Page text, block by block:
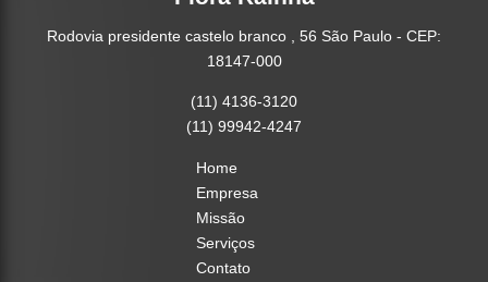
Rodovia presidente castelo branco , 56 São Paulo - CEP:
18147-000
(11) 4136-3120
(11) 99942-4247
Home
Empresa
Missão
Serviços
Contato